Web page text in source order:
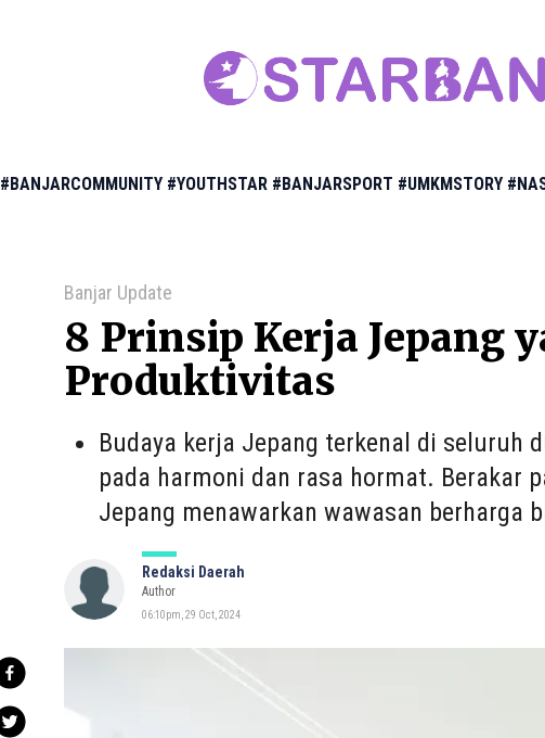
#BANJARCOMMUNITY #YOUTHSTAR #BANJARSPORT #UMKMSTORY
Banjar Update
8 Prinsip Kerja Jepang
Produktivitas
Budaya kerja Jepang terkenal di seluruh
pada harmoni dan rasa hormat. Berakar
Jepang menawarkan wawasan
Redaksi Daerah
Author
06:10pm, 29 Oct, 2024